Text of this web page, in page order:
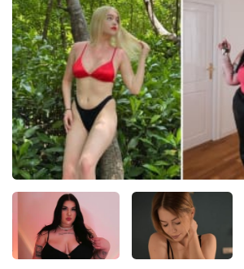
Virály
Sex a vztahy
Videa
Sledujte prima+
Přihlášení
Sledujte nás